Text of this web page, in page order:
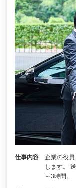
仕事内容
企業の役
します。
～3時間。